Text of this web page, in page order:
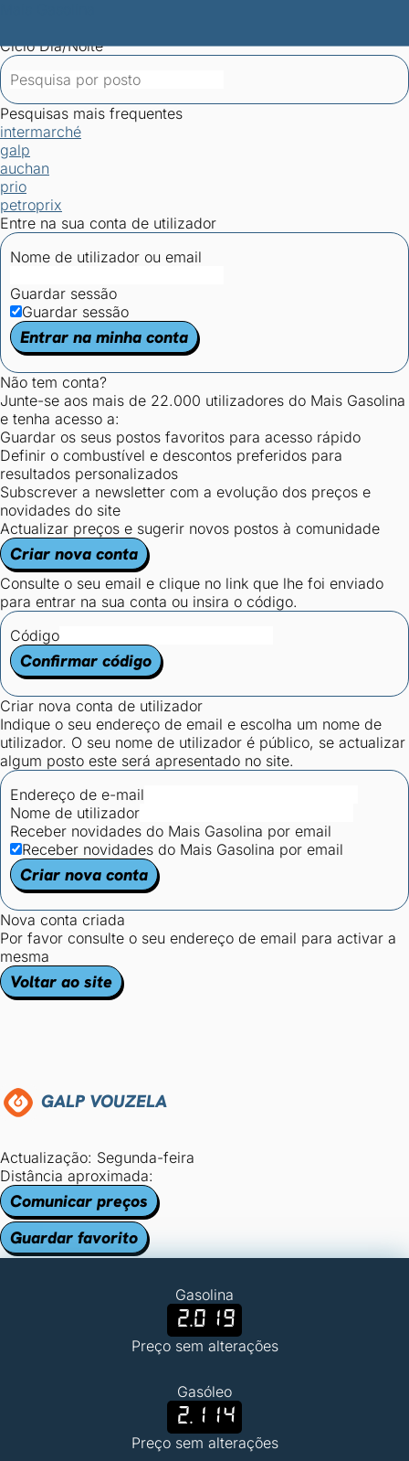
Ciclo Dia/Noite
Pesquisas mais frequentes
intermarché
galp
auchan
prio
petroprix
Entre na sua conta de utilizador
Nome de utilizador ou email
Guardar sessão
Guardar sessão
Entrar na minha conta
Não tem conta?
Junte-se aos mais de 22.000 utilizadores do Mais Gasolina
e tenha acesso a:
Guardar os seus postos favoritos para acesso rápido
Definir o combustível e descontos preferidos para
resultados personalizados
Subscrever a newsletter com a evolução dos preços e
novidades do site
Actualizar preços e sugerir novos postos à comunidade
Criar nova conta
Consulte o seu email e clique no link que lhe foi enviado
para entrar na sua conta ou insira o código.
Código
Confirmar código
Criar nova conta de utilizador
Indique o seu endereço de email e escolha um nome de
utilizador. O seu nome de utilizador é público, se actualizar
algum posto este será apresentado no site.
Endereço de e-mail
Nome de utilizador
Receber novidades do Mais Gasolina por email
Receber novidades do Mais Gasolina por email
Criar nova conta
Nova conta criada
Por favor consulte o seu endereço de email para activar a
mesma
Voltar ao site
GALP VOUZELA
Actualização: Segunda-feira
Distância aproximada:
Comunicar preços
Guardar favorito
Gasolina
2.019
Preço sem alterações
Gasóleo
2.114
Preço sem alterações